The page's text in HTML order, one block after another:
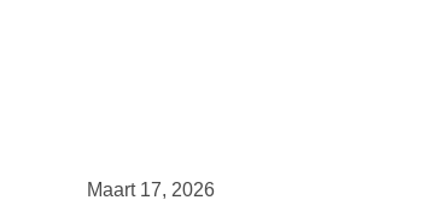
Maart 17, 2026